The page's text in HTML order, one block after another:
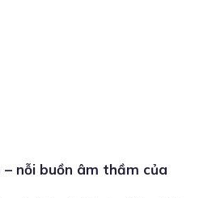
nỗi buồn âm thầm của